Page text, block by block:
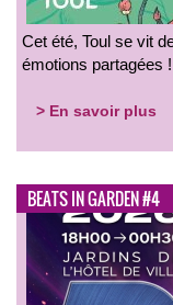
Cet été, Toul se vit
émotions partagées
> En savoir plus
BEATS IN GARDEN #4